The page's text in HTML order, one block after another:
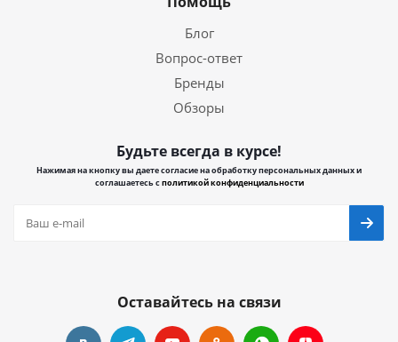
Блог
Вопрос-ответ
Бренды
Обзоры
Будьте всегда в курсе!
Нажимая на кнопку вы даете согласие на обработку персональных данных и
соглашаетесь сполитикой конфиденциальности
Оставайтесь на связи